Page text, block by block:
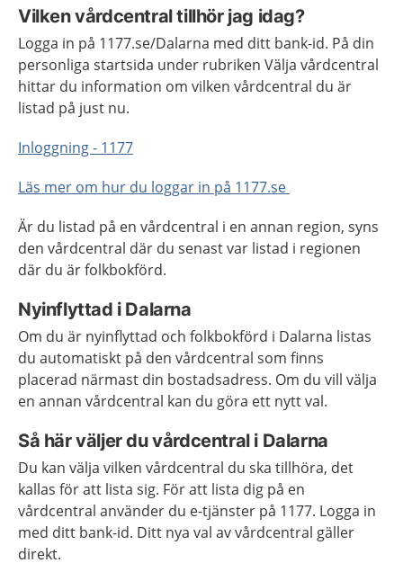
Vilken vårdcentral tillhör jag idag?
Logga in på 1177.se/Dalarna med ditt bank-id. På din
personliga startsida under rubriken Välja vårdcentral
hittar du information om vilken vårdcentral du är
listad på just nu.
Inloggning - 1177
Läs mer om hur du loggar in på 1177.se
Är du listad på en vårdcentral i en annan region, syns
den vårdcentral där du senast var listad i regionen
där du är folkbokförd.
Nyinflyttad i Dalarna
Om du är nyinflyttad och folkbokförd i Dalarna listas
du automatiskt på den vårdcentral som finns
placerad närmast din bostadsadress. Om du vill välja
en annan vårdcentral kan du göra ett nytt val.
Så här väljer du vårdcentral i Dalarna
Du kan välja vilken vårdcentral du ska tillhöra, det
kallas för att lista sig. För att lista dig på en
vårdcentral använder du e-tjänster på 1177. Logga in
med ditt bank-id. Ditt nya val av vårdcentral gäller
direkt.